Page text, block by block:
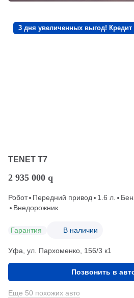
3 дня увеличенных выгод! Кредит
TENET T7
2 935 000 q
Робот Передний привод 1.6 л.
Внедорожник
Гарантия В наличии
Уфа, ул. Пархоменко, 156/3 к1
Позвонить в
Еще 50 похожих авто